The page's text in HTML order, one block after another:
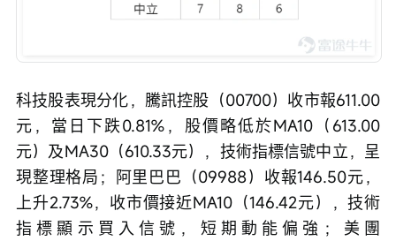
科技股表現分化，騰訊控股（00700）收市報611.00
元，當日下跌0.81%，股價略低於MA10（613.00
元）及MA30（610.33元），技術指標信號中立，呈
現整理格局；阿里巴巴（09988）收報146.50元，
上升2.73%，收市價接近MA10（146.42元），技術
指標顯示買入信號，短期動能偏強；美團